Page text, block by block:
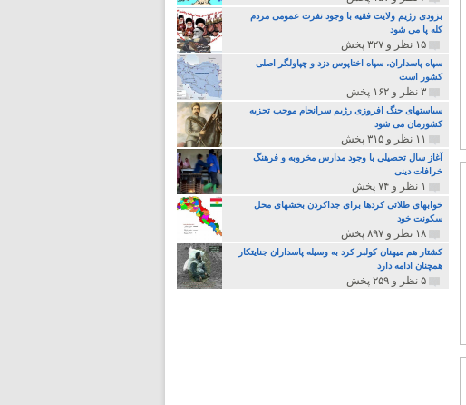
بزودی رژیم ولایت فقیه با وجود نفرت عمومی مردم
کله پا می شود
۱۵ نظر و ۳۲۷ پخش
سپاه پاسداران، سپاه اختاپوس دزد و چپاولگر اصلی
کشور است
۳ نظر و ۱۶۲ پخش
سیاستهای جنگ افروزی رژیم سرانجام موجب تجزیه
کشورمان می شود
۱۱ نظر و ۳۱۵ پخش
آغاز سال تحصیلی با وجود مدارس مخروبه و فرهنگ
خرافات دینی
۱ نظر و ۷۴ پخش
خوابهای طلائی کردها برای جداکردن بخشهای محل
سکونت خود
۱۸ نظر و ۸۹۷ پخش
کشتار هم میهنان کولبر کرد به وسیله پاسداران جنایتکار
همچنان ادامه دارد
۵ نظر و ۲۵۹ پخش